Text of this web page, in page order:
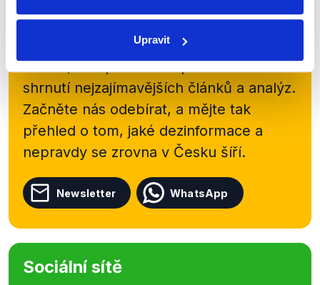
Upravit
Přihlaste se k odběru našeho
newsletteru nebowhatsappového
kanálu, kde pravidelně přinášíme
shrnutí nejzajímavějších článků a analýz.
Začněte nás odebírat, a mějte tak
přehled o tom, jaké dezinformace a
nepravdy se zrovna v Česku šíří.
Newsletter WhatsApp
Sociální sítě